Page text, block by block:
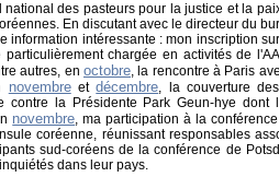
national des pasteurs pour la justice et la
En discutant avec le directeur du
information intéressante : mon inscription
chargée en activités de
autres, en octobre, la rencontre à Paris
novembreetdécembre, la couverture
contre la Présidente Park Geun-hye
novembre, ma participation à la
coréenne, réunissant responsables
sud-coréens de la conférence de
dans leur pays.